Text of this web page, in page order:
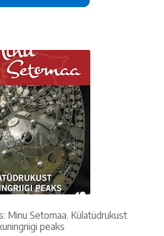
Minu Setomaa. Külatüdrukust
peaks